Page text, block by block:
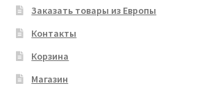
Заказать товары из Европы
Контакты
Корзина
Магазин